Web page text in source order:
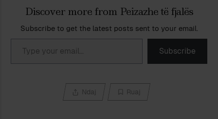
Discover more from Peizazhe të fjalës
Subscribe to get the latest posts sent to your email.
Type your email…
Subscribe
Ndaj Ruaj